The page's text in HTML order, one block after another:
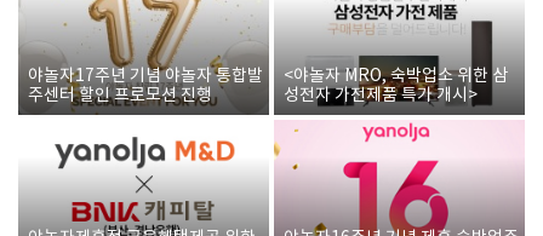
야놀자17주년 기념 야놀자 통합발
주센터 할인 프로모션 진행
<야놀자 MRO, 숙박업소 위한 삼
성전자 가전제품 특가 개시>